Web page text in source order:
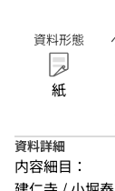
資料形態
紙
資料詳細
内容細目：